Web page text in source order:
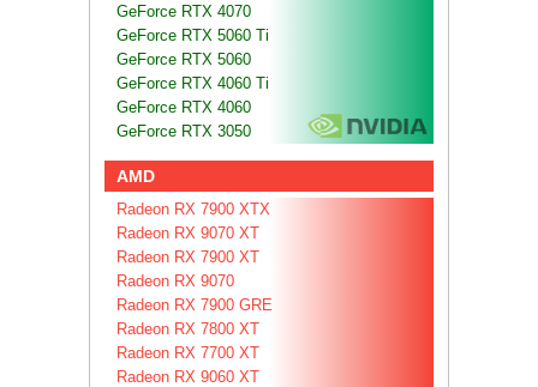
GeForce RTX 4070
GeForce RTX 5060 Ti
GeForce RTX 5060
GeForce RTX 4060 Ti
GeForce RTX 4060
GeForce RTX 3050
AMD
Radeon RX 7900 XTX
Radeon RX 9070 XT
Radeon RX 7900 XT
Radeon RX 9070
Radeon RX 7900 GRE
Radeon RX 7800 XT
Radeon RX 7700 XT
Radeon RX 9060 XT